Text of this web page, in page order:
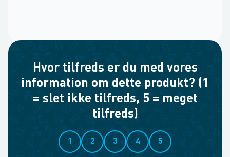
Hvor tilfreds er du med vores
information om dette produkt? (1
= slet ikke tilfreds, 5 = meget
tilfreds)
1 2 3 4 5